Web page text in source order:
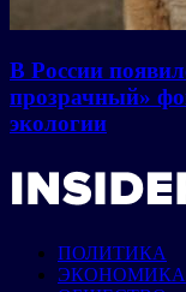
В России
прозрачный»
экологии
ПОЛИТИКА
ЭКОНОМИКА